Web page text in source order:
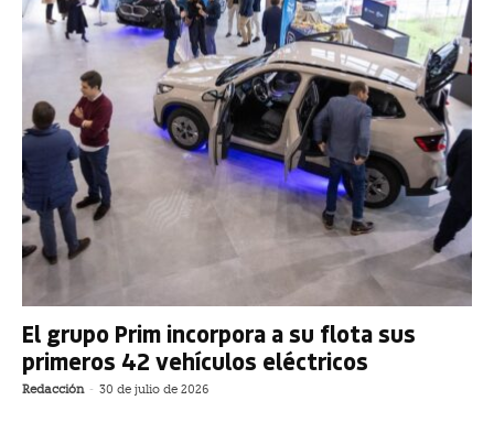
El grupo Prim incorpora a su flota sus
primeros 42 vehículos eléctricos
Redacción - 30 de julio de 2026